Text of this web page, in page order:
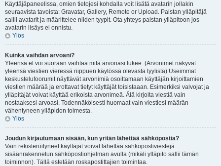
Käyttäjäpaneelissa, omien tietojesi kohdalla voit lisätä avatarin jollakin
seuraavista tavoista: Gravatar, Gallery, Remote or Upload. Palstan ylläpitäjä
sallii avatarit ja määrittelee niiden tyypit. Ota yhteys palstan ylläpitoon jos
avatarin lisäys ei onnistu.
Ylös
Kuinka vaihdan arvoani?
Yleensä et voi suoraan vaihtaa mitä arvonasi lukee. (Arvonimet näkyvät
yleensä viestien vieressä riippuen käytössä olevasta tyylistä) Useimmat
keskustelufoorumit näyttävät arvonimiä osoittamaan käyttäjän kirjoittamien
viestien määrää ja erottavat tietyt käyttäjät toisistaaan. Esimerkiksi valvojat ja
ylläpitäjät voivat käyttää erikoista arvonimeä. Älä kirjoita viestiä vain
nostaaksesi arvoasi. Todennäköisesti huomaat vain viestiesi määrän
vähentyneen ylläpidon toimesta.
Ylös
Joudun kirjautumaan sisään, kun yritän lähettää sähköpostia?
Vain rekisteröityneet käyttäjät voivat lähettää sähköpostiviestejä
sisäänrakennetun sähköpostiohjelman avulla (mikäli ylläpito sallii tämän
toiminnon). Tällä estetään roskapostittajien toimintaa.